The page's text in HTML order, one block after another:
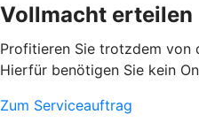
Vollmacht erteilen
Profitieren Sie trotzdem von
Hierfür benötigen Sie kein
Zum Serviceauftrag